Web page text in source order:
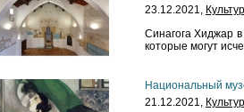
23.12.2021,
Синагога Хиджар
которые могут
Национальный
21.12.2021,